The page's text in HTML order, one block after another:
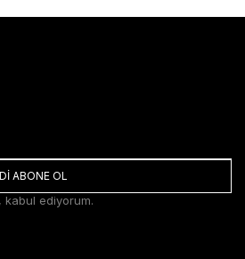
ABONE OL
kabul ediyorum.